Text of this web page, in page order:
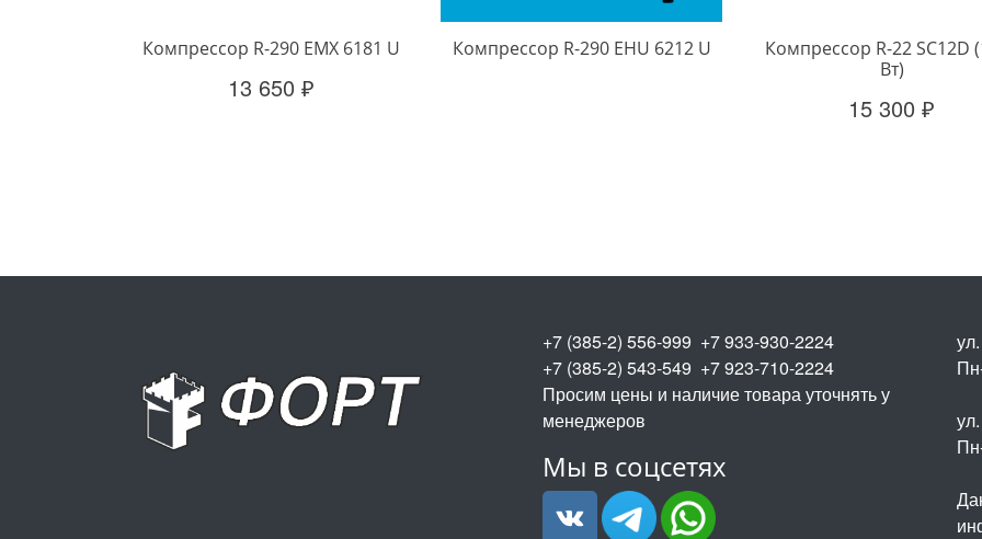
Компрессор R-290 EMX 6181 U
13 650 ₽
Компрессор R-290 EHU 6212 U
Компрессор R-22 SC12D
Вт)
15 300 ₽
+7 (385-2) 556-999 +7 933-930-2224
+7 (385-2) 543-549 +7 923-710-2224
Просим цены и наличие товара уточнять у
менеджеров
Мы в соцсетях